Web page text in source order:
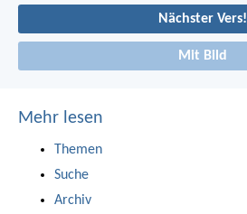
Nächster Vers!
Mit Bild
Mehr lesen
Themen
Suche
Archiv